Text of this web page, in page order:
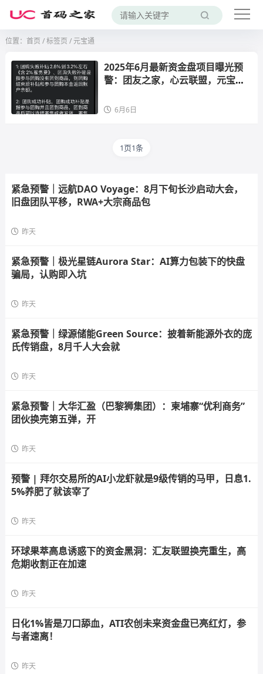
位置： 首页 /标签页 / 元宝通
2025年6月最新资金盘项目曝光预
警：团友之家，心云联盟，元宝
劝退。
6月6日
1页1条
紧急预警｜远航DAO Voyage：8月下旬长沙启动大会，
旧盘团队平移，RWA+大宗商品包
昨天
紧急预警｜极光星链Aurora Star：AI算力包装下的快盘
骗局，认购即入坑
昨天
紧急预警｜绿源储能Green Source：披着新能源外衣的庞
氏传销盘，8月千人大会就
昨天
紧急预警｜大华汇盈（巴黎狮集团）：柬埔寨“优利商务”
团伙换壳第五弹，开
昨天
预警 | 拜尔交易所的AI小龙虾就是9级传销的马甲，日息1.
5%养肥了就该宰了
昨天
环球果萃高息诱惑下的资金黑洞：汇友联盟换壳重生，高
危期收割正在加速
昨天
日化1%皆是刀口舔血，ATI农创未来资金盘已亮红灯，参
与者速离！
昨天